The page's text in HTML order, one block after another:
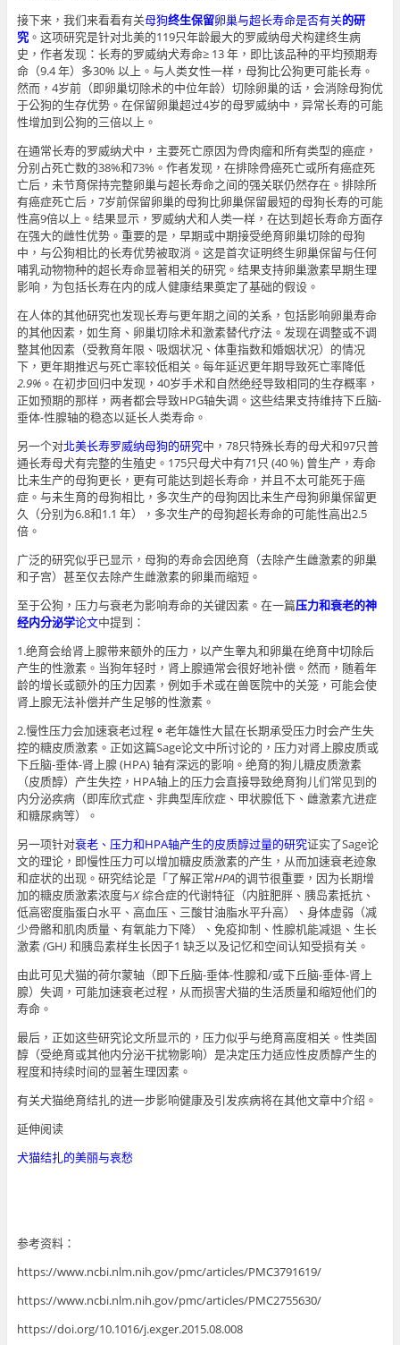
接下来，我们来看看有关母狗终生保留卵巢与超长寿命是否有关的研
究。这项研究是针对北美的119只年龄最大的罗威纳母犬构建终生病
史，作者发现：长寿的罗威纳犬寿命≥ 13 年，即比该品种的平均预期寿
命（9.4 年）多30% 以上。与人类女性一样，母狗比公狗更可能长寿。
然而，4岁前（即卵巢切除术的中位年龄）切除卵巢的话，会消除母狗优
于公狗的生存优势。在保留卵巢超过4岁的母罗威纳中，异常长寿的可能
性增加到公狗的三倍以上。
在通常长寿的罗威纳犬中，主要死亡原因为骨肉瘤和所有类型的癌症，
分别占死亡数的38%和73%。作者发现，在排除骨癌死亡或所有癌症死
亡后，未节育保持完整卵巢与超长寿命之间的强关联仍然存在。排除所
有癌症死亡后，7岁前保留卵巢的母狗比卵巢保留最短的母狗长寿的可能
性高9倍以上。结果显示，罗威纳犬和人类一样，在达到超长寿命方面存
在强大的雌性优势。重要的是，早期或中期接受绝育卵巢切除的母狗
中，与公狗相比的长寿优势被取消。这是首次证明终生卵巢保留与任何
哺乳动物物种的超长寿命显著相关的研究。结果支持卵巢激素早期生理
影响，为包括长寿在内的成人健康结果奠定了基础的假设。
在人体的其他研究也发现长寿与更年期之间的关系，包括影响卵巢寿命
的其他因素，如生育、卵巢切除术和激素替代疗法。发现在调整或不调
整其他因素（受教育年限、吸烟状况、体重指数和婚姻状况）的情况
下，更年期推迟与死亡率较低相关。每年延迟更年期导致死亡率降低
2.9%。在初步回归中发现，40岁手术和自然绝经导致相同的生存概率，
正如预期的那样，两者都会导致HPG轴失调。这些结果支持维持下丘脑-
垂体-性腺轴的稳态以延长人类寿命。
另一个对北美长寿罗威纳母狗的研究中，78只特殊长寿的母犬和97只普
通长寿母犬有完整的生殖史。175只母犬中有71只 (40 %) 曾生产，寿命
比未生产的母狗更长，更有可能达到超长寿命，并且不太可能死于癌
症。与未生育的母狗相比，多次生产的母狗因比未生产母狗卵巢保留更
久（分别为6.8和1.1 年），多次生产的母狗超长寿命的可能性高出2.5
倍。
广泛的研究似乎已显示，母狗的寿命会因绝育（去除产生雌激素的卵巢
和子宫）甚至仅去除产生雌激素的卵巢而缩短。
至于公狗，压力与衰老为影响寿命的关键因素。在一篇压力和衰老的神
经内分泌学论文中提到：
1.绝育会给肾上腺带来额外的压力，以产生睾丸和卵巢在绝育中切除后
产生的性激素。当狗年轻时，肾上腺通常会很好地补偿。然而，随着年
龄的增长或额外的压力因素，例如手术或在兽医院中的关笼，可能会使
肾上腺无法补偿并产生足够的性激素。
2.慢性压力会加速衰老过程 。 老年雄性大鼠在长期承受压力时会产生失
控的糖皮质激素。正如这篇Sage论文中所讨论的，压力对肾上腺皮质或
下丘脑-垂体-肾上腺 (HPA) 轴有深远的影响。绝育的狗儿糖皮质激素
（皮质醇）产生失控，HPA轴上的压力会直接导致绝育狗儿们常见到的
内分泌疾病（即库欣式症、非典型库欣症、甲状腺低下、雌激素亢进症
和糖尿病等）。
另一项针对衰老、压力和HPA轴产生的皮质醇过量的研究证实了Sage论
文的理论，即慢性压力可以增加糖皮质激素的产生，从而加速衰老迹象
和症状的出现。研究结论是「了解正常HPA的调节很重要，因为长期增
加的糖皮质激素浓度与X综合症的代谢特征（内脏肥胖、胰岛素抵抗、
低高密度脂蛋白水平、高血压、三酸甘油脂水平升高）、身体虚弱（减
少骨骼和肌肉质量、有氧能力下降）、免疫抑制、性腺机能减退、生长
激素(GH)和胰岛素样生长因子1 缺乏以及记忆和空间认知受损有关。
由此可见犬猫的荷尔蒙轴（即下丘脑-垂体-性腺和/或下丘脑-垂体-肾上
腺）失调，可能加速衰老过程，从而损害犬猫的生活质量和缩短他们的
寿命。
最后，正如这些研究论文所显示的，压力似乎与绝育高度相关。性类固
醇（受绝育或其他内分泌干扰物影响）是决定压力适应性皮质醇产生的
程度和持续时间的显著生理因素。
有关犬猫绝育结扎的进一步影响健康及引发疾病将在其他文章中介绍。
延伸阅读
犬猫结扎的美丽与哀愁
参考资料：
https://www.ncbi.nlm.nih.gov/pmc/articles/PMC3791619/
https://www.ncbi.nlm.nih.gov/pmc/articles/PMC2755630/
https://doi.org/10.1016/j.exger.2015.08.008